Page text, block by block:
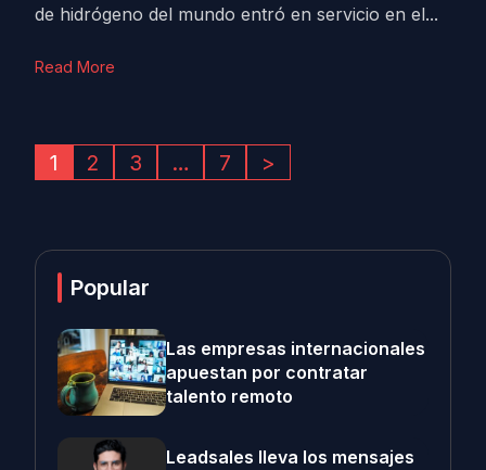
de hidrógeno del mundo entró en servicio en el...
Read More
1 2 3 … 7 >
Popular
Las empresas internacionales
apuestan por contratar
talento remoto
Leadsales lleva los mensajes